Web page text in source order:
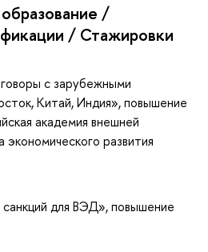
/
/ Стажировки
с зарубежными
Китай, Индия», повышение
академия внешней
развития
для ВЭД», повышение